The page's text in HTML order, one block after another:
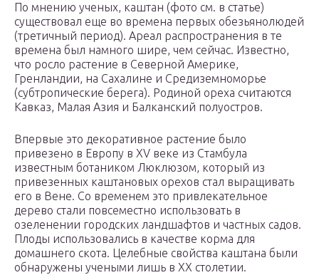
По мнению ученых, каштан (фото см. в статье)
существовал еще во времена первых обезьянолюдей
(третичный период). Ареал распространения в те
времена был намного шире, чем сейчас. Известно,
что росло растение в Северной Америке,
Гренландии, на Сахалине и Средиземноморье
(субтропические берега). Родиной ореха считаются
Кавказ, Малая Азия и Балканский полуостров.
Впервые это декоративное растение было
привезено в Европу в XV веке из Стамбула
известным ботаником Люклюзом, который из
привезенных каштановых орехов стал выращивать
его в Вене. Со временем это привлекательное
дерево стали повсеместно использовать в
озеленении городских ландшафтов и частных садов.
Плоды использовались в качестве корма для
домашнего скота. Целебные свойства каштана были
обнаружены учеными лишь в XX столетии.